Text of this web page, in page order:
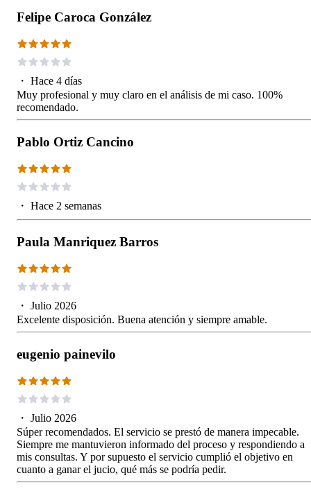
Felipe Caroca González
・ Hace 4 días
Muy profesional y muy claro en el análisis de mi caso. 100%
recomendado.
Pablo Ortiz Cancino
・ Hace 2 semanas
Paula Manriquez Barros
・ Julio 2026
Excelente disposición. Buena atención y siempre amable.
eugenio painevilo
・ Julio 2026
Súper recomendados. El servicio se prestó de manera impecable.
Siempre me mantuvieron informado del proceso y respondiendo a
mis consultas. Y por supuesto el servicio cumplió el objetivo en
cuanto a ganar el jucio, qué más se podría pedir.